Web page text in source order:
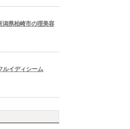
県柏崎市の理美容
ルイディシーム